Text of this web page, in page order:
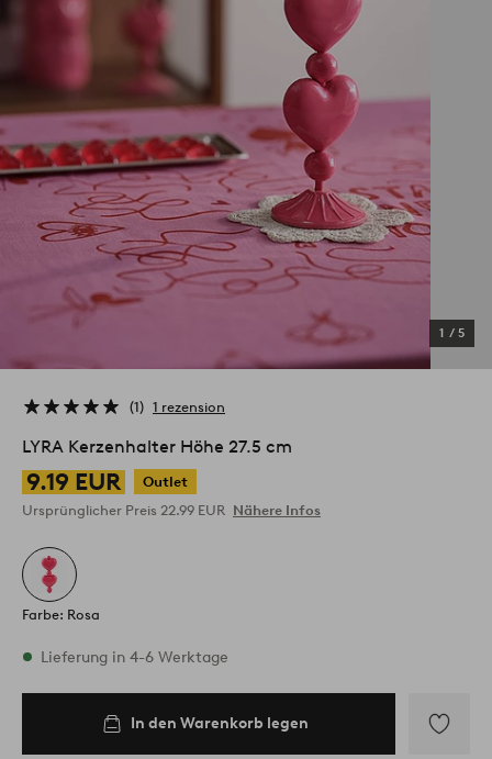
1 / 5
1 1 rezension
LYRA Kerzenhalter Höhe 27.5 cm
9.19 EUR
Outlet
Ursprünglicher Preis 22.99 EUR Nähere Infos
Farbe: Rosa
Vorrätig
Lieferung in 4-6 Werktage
In den Warenkorb legen